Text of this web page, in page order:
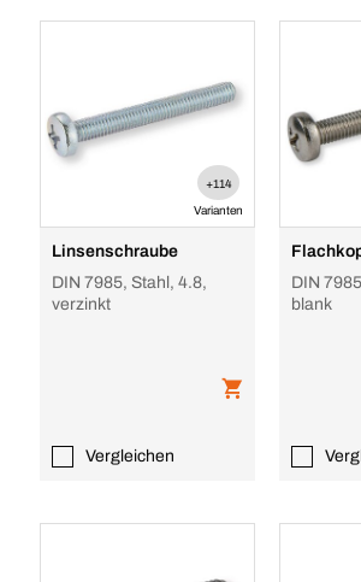
+114
Varianten
Linsenschraube
DIN 7985, Stahl, 4.8,
verzinkt
Vergleichen
DIN
blank